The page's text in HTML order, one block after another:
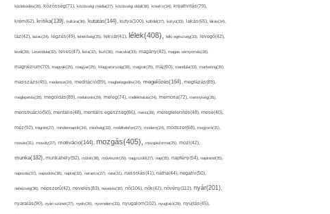
közlekedés(26), közösség(71), közösségi média(27), közösségi oldal(38), kreatív(34), kreativitás(79),
krém(62), kritika(139), kultúra(36), kutatás(144), kutya(100), külföld(27), kütyü(33), lakás(65), látás(34),
láz(42), lazac(24), légzés(49), lehetőség(25), lekvár(41), lélek(408), lelki egészség(33), levegő(42),
levél(28), Levendula(32), leves(47), lista(32), liszt(36), macska(33), magány(42), magas vérnyomás(28),
magnézium(70), magvak(25), magyar(25), Magyarország(28), magzat(25), máj(60), mandula(33), marketing(31),
masszázs(45), medence(24), meditáció(89), megbetegedés(24), megelőzés(164), megfázás(89),
meglepetés(28), megoldás(89), melatonin(29), meleg(74), mellékhatás(24), memória(72), mennyiség(26),
menstruáció(50), mentális(48), mentális egészség(86), menü(28), méregtelenítés(48), mese(40),
méz(92), migrén(27), mindennapok(34), minőség(33), mobiltelefon(27), modern(24), módszer(68), mogyoró(31),
mosás(31), mosoly(27), motiváció(144), mozgás(405), mozgásforma(25), mozi(42),
munka(182), munkahely(92), műtét(38), művészet(29), nagyszülő(27), nap(35), napfény(54), napirend(35),
napozás(37), napsütés(38), naptej(32), narancs(27), nasi(31), nassolás(41), nátha(44), negatív(50),
nehézség(36), népszerű(42), nevelés(83), nevetés(30), nő(106), nők(42), növény(112), nyár(201),
nyaralás(90), nyári szünet(27), nyelv(26), nyomelem(33), nyugalom(102), nyugtató(29), nyújtás(45),